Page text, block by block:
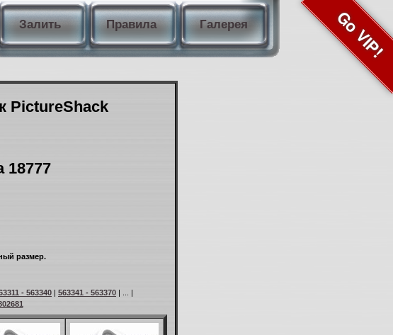
Залить Правила Галерея Go VIP!
PictureShack
18777
размер.
- 563340 | 563341 - 563370 | ... |